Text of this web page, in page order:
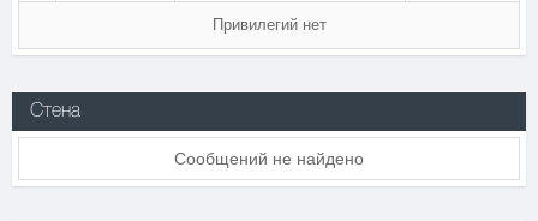
Привилегий нет
Стена
Сообщений не найдено